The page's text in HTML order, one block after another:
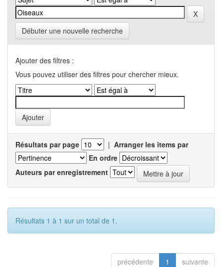
Débuter une nouvelle recherche
Ajouter des filtres :
Vous pouvez utiliser des filtres pour chercher mieux.
Résultats par page | Arranger les items par
En ordre
Auteurs par enregistrement
Résultats 1 à 1 sur un total de 1.
précédente 1 suivante